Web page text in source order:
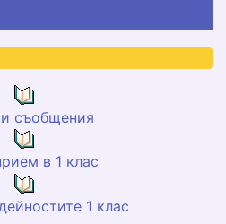
съобщения
в 1 клас
1 клас